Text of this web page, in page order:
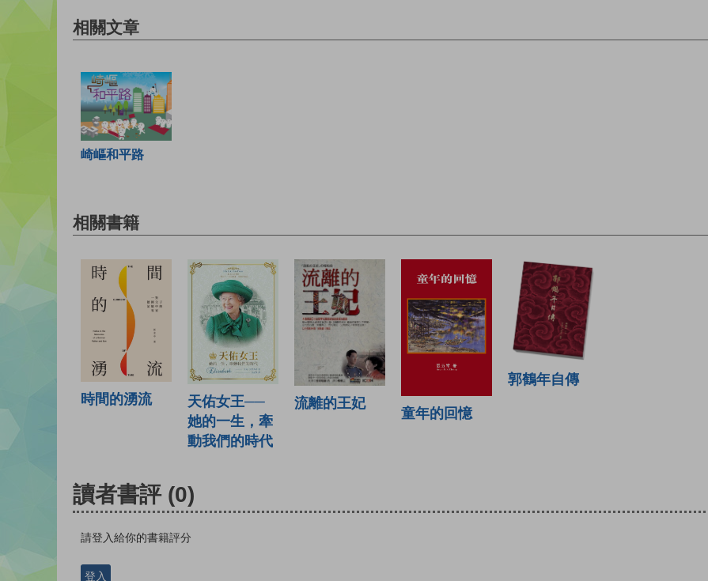
相關文章
崎嶇和平路
相關書籍
時間的湧流
天佑女王──
她的一生，牽
動我們的時代
流離的王妃
童年的回憶
郭鶴年自傳
讀者書評 (0)
請登入給你的書籍評分
登入